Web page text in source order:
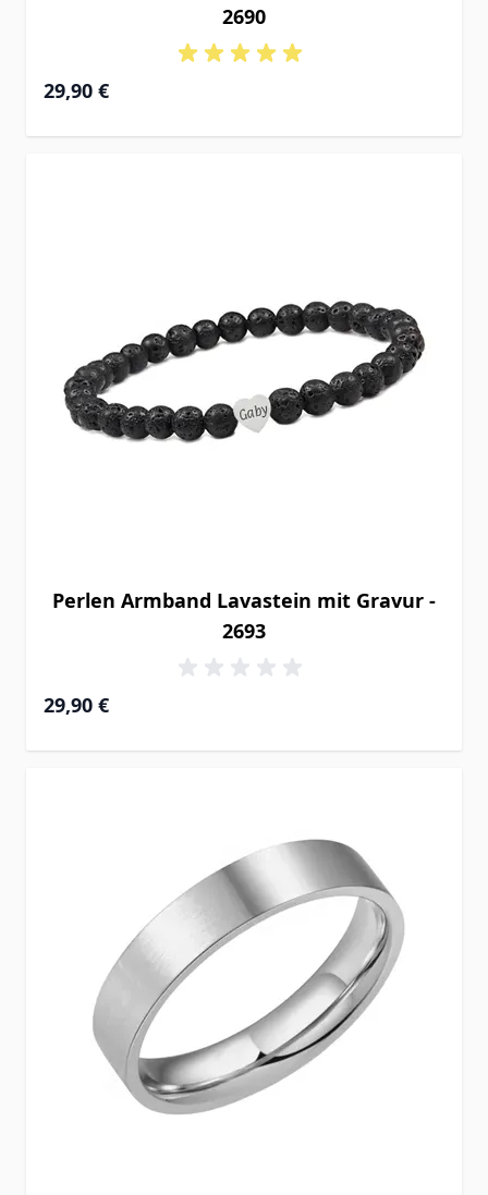
2690
29,90 €
Perlen Armband Lavastein mit Gravur -
2693
29,90 €